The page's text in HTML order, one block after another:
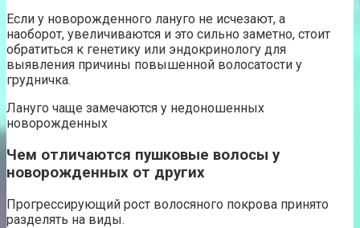
Если у новорожденного лануго не исчезают, а
наоборот, увеличиваются и это сильно заметно, стоит
обратиться к генетику или эндокринологу для
выявления причины повышенной волосатости у
грудничка.
Лануго чаще замечаются у недоношенных
новорожденных
Чем отличаются пушковые волосы у
новорожденных от других
Прогрессирующий рост волосяного покрова принято
разделять на виды.